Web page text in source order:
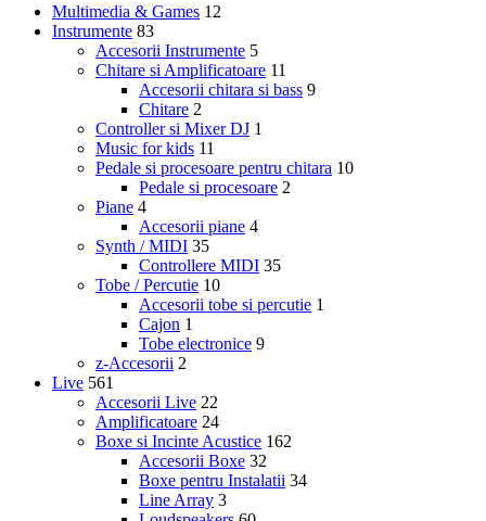
Multimedia & Games 12
Instrumente 83
Accesorii Instrumente 5
Chitare si Amplificatoare 11
Accesorii chitara si bass 9
Chitare 2
Controller si Mixer DJ 1
Music for kids 11
Pedale si procesoare pentru chitara 10
Pedale si procesoare 2
Piane 4
Accesorii piane 4
Synth / MIDI 35
Controllere MIDI 35
Tobe / Percutie 10
Accesorii tobe si percutie 1
Cajon 1
Tobe electronice 9
z-Accesorii 2
Live 561
Accesorii Live 22
Amplificatoare 24
Boxe si Incinte Acustice 162
Accesorii Boxe 32
Boxe pentru Instalatii 34
Line Array 3